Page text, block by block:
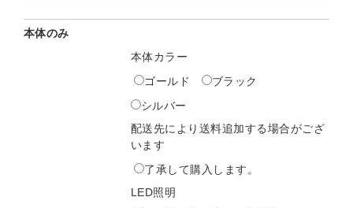
本体のみ
本体カラー
ゴールド
ブラック
シルバー
配送先により送料追加する場合がござ
います
了承して購入します。
LED照明